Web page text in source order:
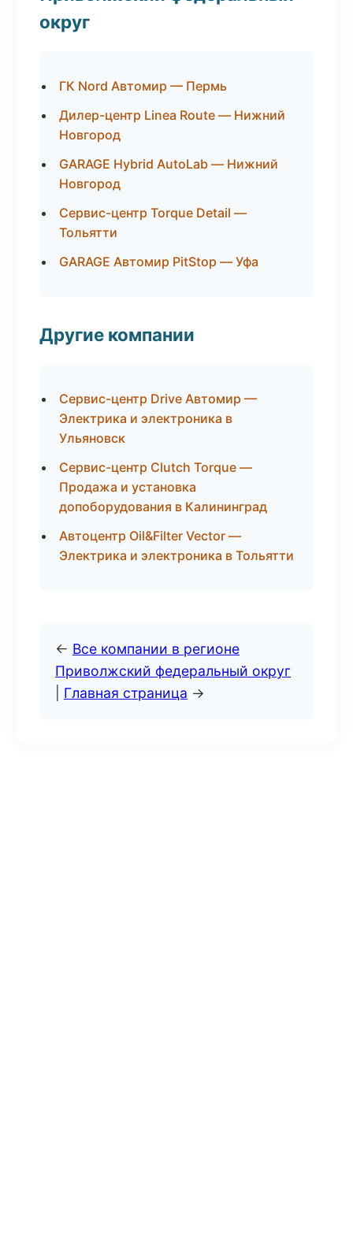
округ
ГК Nord Автомир — Пермь
Дилер-центр Linea Route — Нижний
Новгород
GARAGE Hybrid AutoLab — Нижний
Новгород
Сервис-центр Torque Detail —
Тольятти
GARAGE Автомир PitStop — Уфа
Другие компании
Сервис-центр Drive Автомир —
Электрика и электроника в
Ульяновск
Сервис-центр Clutch Torque —
Продажа и установка
допоборудования в Калининград
Автоцентр Oil&Filter Vector —
Электрика и электроника в Тольятти
← Все компании в регионе
Приволжский федеральный округ
Главная страница →